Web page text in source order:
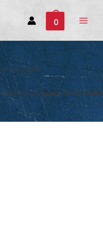
0
Main
Menu
foreach() in
components/